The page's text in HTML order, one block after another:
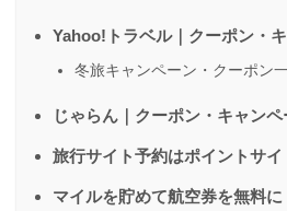
Yahoo!トラベル｜クーポン・
冬旅キャンペーン・クーポン
じゃらん｜クーポン・キャン
旅行サイト予約はポイントサ
マイルを貯めて航空券を無料